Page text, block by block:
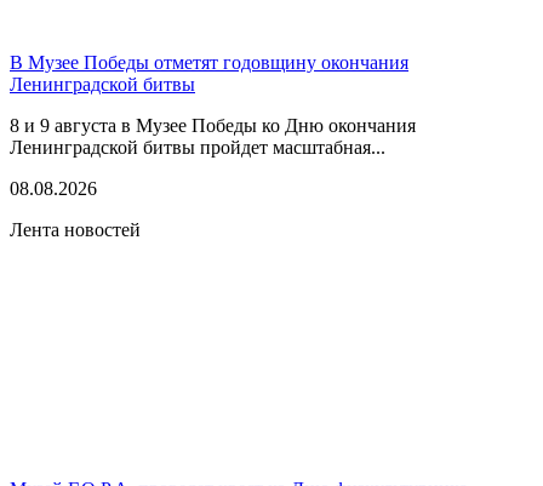
В Музее Победы отметят годовщину окончания
Ленинградской битвы
8 и 9 августа в Музее Победы ко Дню окончания
Ленинградской битвы пройдет масштабная...
08.08.2026
Лента новостей